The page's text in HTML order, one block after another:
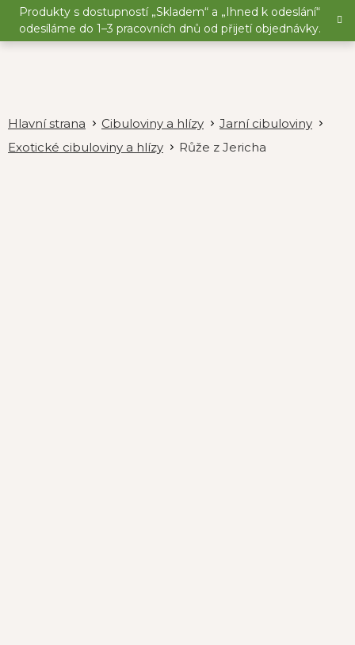
Přejít
obsah
Produkty s dostupností „Skladem“ a „Ihned k odeslání“
odesíláme do 1–3 pracovních dnů od přijetí objednávky.
Cibuloviny a hlízy
Jarní cibuloviny
Exotické cibuloviny a hlízy
Růže z Jericha